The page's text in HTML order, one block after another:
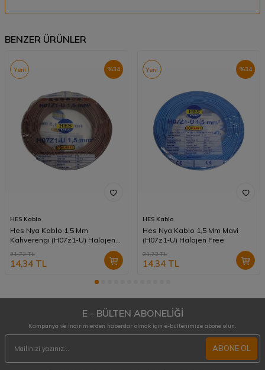
BENZER ÜRÜNLER
%34
Yeni
HES Kablo
Hes Nya Kablo 1,5 Mm
Kahverengi (H07z1-U) Halojen
21,72TL
14,34 TL
%34
Yeni
HES Kablo
Hes Nya Kablo 1,5 Mm Mavi
(H07z1-U) Halojen Free
21,72TL
14,34TL
E - BÜLTEN ABONELİĞİ
Kampanya ve indirimlerden haberdar olmak için e-bültenimize abone olun.
ABONE OL